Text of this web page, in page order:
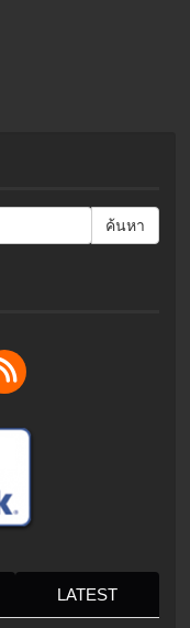
ค้นหา
LATEST